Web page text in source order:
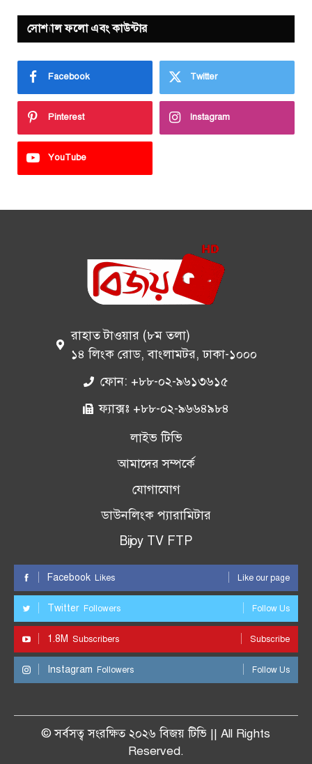
সোশ্যাল ফলো এবং কাউন্টার
Facebook Twitter
Pinterest Instagram
YouTube
রাহাত টাওয়ার (৮ম তলা)
১৪ লিংক রোড, বাংলামটর, ঢাকা-১০০০
ফোন: +৮৮-০২-৯৬১৩৬১৫
ফ্যাক্সঃ +৮৮-০২-৯৬৬৪৯৮৪
লাইভ টিভি
আমাদের সম্পর্কে
যোগাযোগ
ডাউনলিংক প্যারামিটার
Bijoy TV FTP
Facebook Likes Like our page
Twitter Followers Follow Us
1.8M Subscribers Subscribe
Instagram Followers Follow Us
© সর্বসত্ব সংরক্ষিত ২০২৬ বিজয় টিভি || All Rights
Reserved.